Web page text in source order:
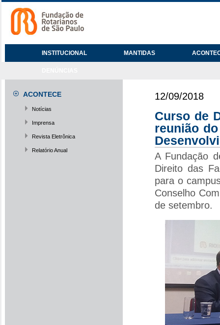
INSTITUCIONAL MANTIDAS
ACONTECE
Notícias
Imprensa
Revista Eletrônica
Relatório Anual
12/09/2018
Curso de
reunião
A Fundação
Direito das
para o
Conselho
de setembro.